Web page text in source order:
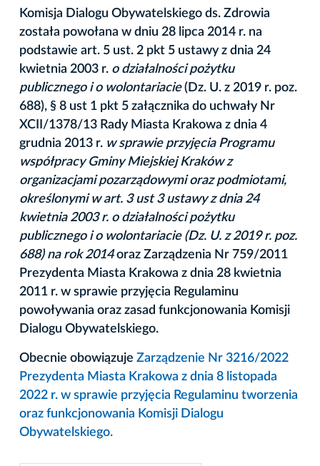
Komisja Dialogu Obywatelskiego ds. Zdrowia
została powołana w dniu 28 lipca 2014 r. na
podstawie art. 5 ust. 2 pkt 5 ustawy z dnia 24
kwietnia 2003 r. o działalności pożytku
publicznego i o wolontariacie(Dz. U. z 2019 r. poz.
688), § 8 ust 1 pkt 5 załącznika do uchwały Nr
XCII/1378/13 Rady Miasta Krakowa z dnia 4
grudnia 2013 r. w sprawie przyjęcia Programu
współpracy Gminy Miejskiej Kraków z
organizacjami pozarządowymi oraz podmiotami,
określonymi w art. 3 ust 3 ustawy z dnia 24
kwietnia 2003 r. o działalności pożytku
publicznego i o wolontariacie (Dz. U. z 2019 r. poz.
688) na rok 2014oraz Zarządzenia Nr 759/2011
Prezydenta Miasta Krakowa z dnia 28 kwietnia
2011 r. w sprawie przyjęcia Regulaminu
powoływania oraz zasad funkcjonowania Komisji
Dialogu Obywatelskiego.
Obecnie obowiązuje Zarządzenie Nr 3216/2022
Prezydenta Miasta Krakowa z dnia 8 listopada
2022 r. w sprawie przyjęcia Regulaminu tworzenia
oraz funkcjonowania Komisji Dialogu
Obywatelskiego.